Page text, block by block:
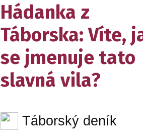
Hádanka z
Táborska: Víte,
se jmenuje tato
slavná vila?
Táborský deník